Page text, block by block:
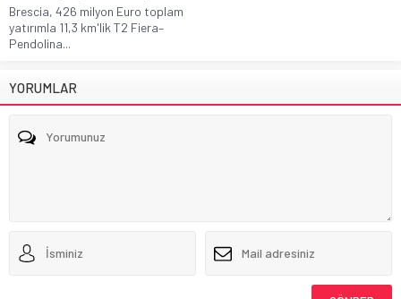
Brescia, 426 milyon Euro toplam
yatırımla 11,3 km'lik T2 Fiera–
Pendolina...
YORUMLAR